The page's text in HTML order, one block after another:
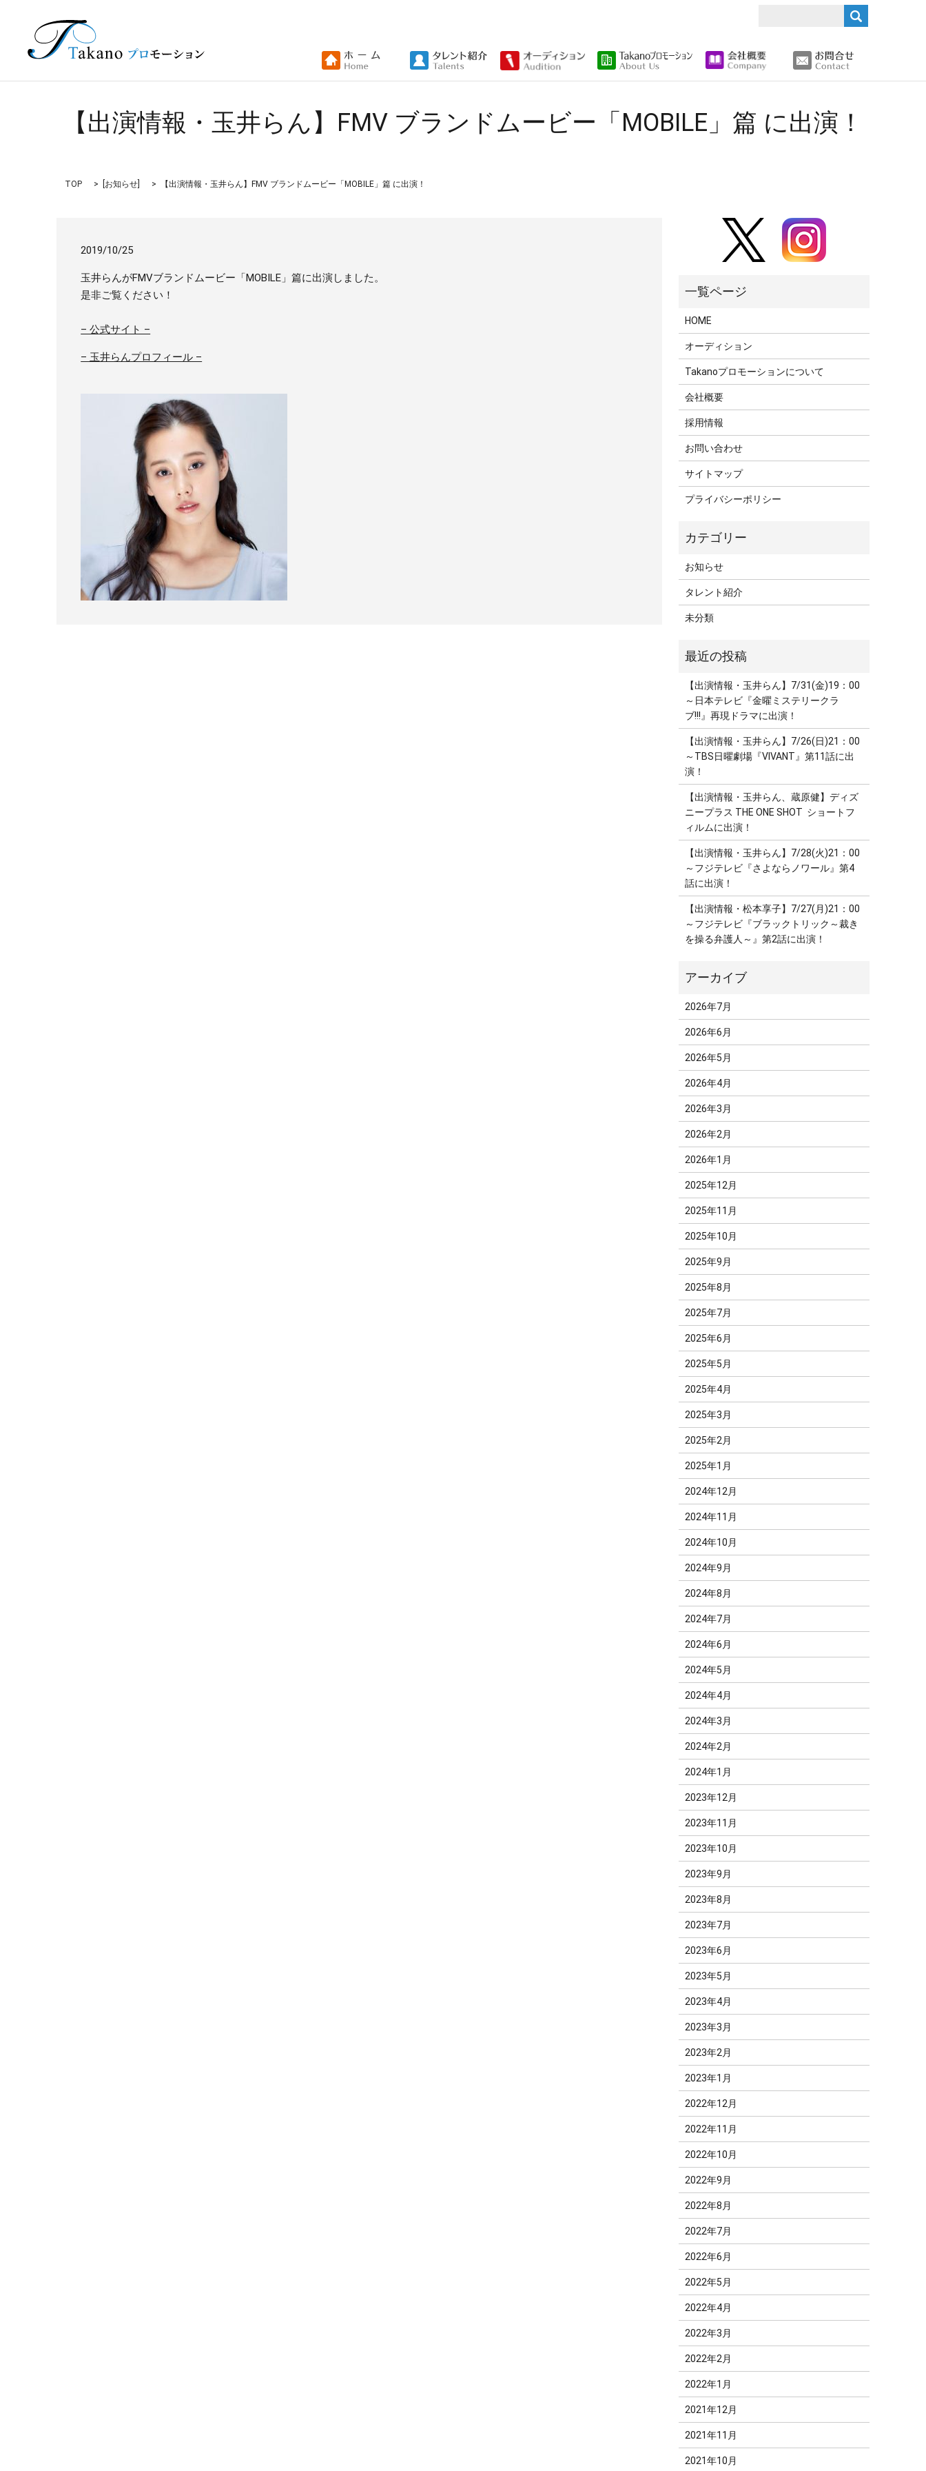
【出演情報・玉井らん】FMV ブランドムービー「MOBILE」篇 に出演！
TOP お知らせ 【出演情報・玉井らん】FMV ブランドムービー「MOBILE」篇 に出演！
2019/10/25
玉井らんがFMVブランドムービー「MOBILE」篇に出演しました。
是非ご覧ください！
– 公式サイト –
– 玉井らんプロフィール –
HOME
オーディション
Takanoプロモーションについて
会社概要
採用情報
お問い合わせ
サイトマップ
プライバシーポリシー
お知らせ
タレント紹介
未分類
【出演情報・玉井らん】7/31(金)19：00
～日本テレビ『金曜ミステリークラ
ブ!!!』再現ドラマに出演！
【出演情報・玉井らん】7/26(日)21：00
～TBS日曜劇場『VIVANT』第11話に出
演！
【出演情報・玉井らん、蔵原健】ディズ
ニープラス THE ONE SHOT ショートフ
ィルムに出演！
【出演情報・玉井らん】7/28(火)21：00
～フジテレビ『さよならノワール』第4
話に出演！
【出演情報・松本享子】7/27(月)21：00
～フジテレビ『ブラックトリック～裁き
を操る弁護人～』第2話に出演！
2026年7月
2026年6月
2026年5月
2026年4月
2026年3月
2026年2月
2026年1月
2025年12月
2025年11月
2025年10月
2025年9月
2025年8月
2025年7月
2025年6月
2025年5月
2025年4月
2025年3月
2025年2月
2025年1月
2024年12月
2024年11月
2024年10月
2024年9月
2024年8月
2024年7月
2024年6月
2024年5月
2024年4月
2024年3月
2024年2月
2024年1月
2023年12月
2023年11月
2023年10月
2023年9月
2023年8月
2023年7月
2023年6月
2023年5月
2023年4月
2023年3月
2023年2月
2023年1月
2022年12月
2022年11月
2022年10月
2022年9月
2022年8月
2022年7月
2022年6月
2022年5月
2022年4月
2022年3月
2022年2月
2022年1月
2021年12月
2021年11月
2021年10月